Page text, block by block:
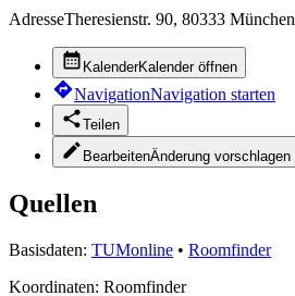
AdresseTheresienstr. 90, 80333 München
KalenderKalender öffnen
NavigationNavigation starten
Teilen
BearbeitenÄnderung vorschlagen
Quellen
Basisdaten: TUMonline • Roomfinder
Koordinaten: Roomfinder